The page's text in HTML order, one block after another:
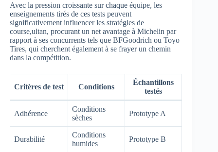
Avec la pression croissante sur chaque équipe, les
enseignements tirés de ces tests peuvent
significativement influencer les stratégies de
course,ultan, procurant un net avantage à Michelin par
rapport à ses concurrents tels que BFGoodrich ou Toyo
Tires, qui cherchent également à se frayer un chemin
dans la compétition.
Critères de test Conditions
Échantillons
testés
Adhérence
Conditions
sèches
Prototype A
Durabilité
Conditions
humides
Prototype B